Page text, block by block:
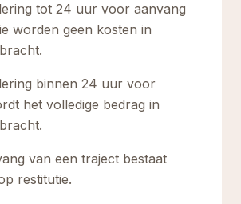
tot 24 uur voor aanvang
worden geen kosten in
binnen 24 uur voor
het volledige bedrag in
van een traject bestaat
restitutie.